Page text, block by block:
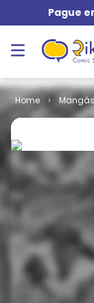
Pague
Mangás